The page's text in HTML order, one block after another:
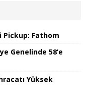
Pickup: Fathom
Genelinde 58’e
Yüksek